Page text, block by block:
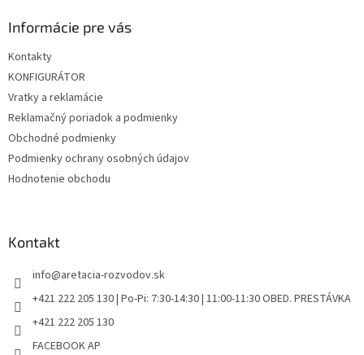
i
Informácie pre vás
Kontakty
KONFIGURÁTOR
Vratky a reklamácie
Reklamačný poriadok a podmienky
Obchodné podmienky
Podmienky ochrany osobných údajov
Hodnotenie obchodu
Kontakt
info@aretacia-rozvodov.sk
+421 222 205 130 | Po-Pi: 7:30-14:30 | 11:00-11:30 OBED. PRESTÁVKA
+421 222 205 130
FACEBOOK AP